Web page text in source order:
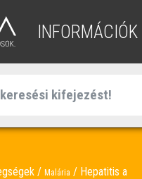
INFORMÁCIÓK
Malária Hepatitis a